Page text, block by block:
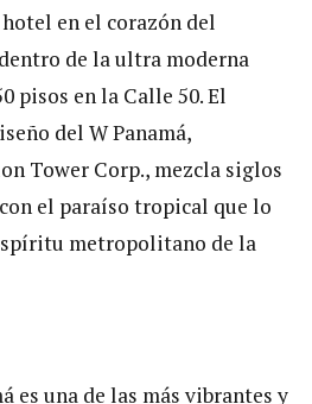
en el corazón del
de la ultra moderna
pisos en la Calle 50. El
del W Panamá,
Tower Corp., mezcla siglos
el paraíso tropical que lo
metropolitano de la
es una de las más vibrantes y